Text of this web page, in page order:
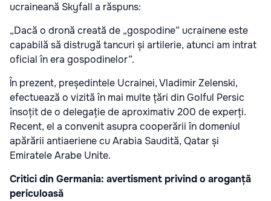
ucraineană Skyfall a răspuns:
„Dacă o dronă creată de „gospodine” ucrainene este
capabilă să distrugă tancuri și artilerie, atunci am intrat
oficial în era gospodinelor”.
În prezent, președintele Ucrainei, Vladimir Zelenski,
efectuează o vizită în mai multe țări din Golful Persic
însoțit de o delegație de aproximativ 200 de experți.
Recent, el a convenit asupra cooperării în domeniul
apărării antiaeriene cu Arabia Saudită, Qatar și
Emiratele Arabe Unite.
Critici din Germania: avertisment privind o aroganță
periculoasă